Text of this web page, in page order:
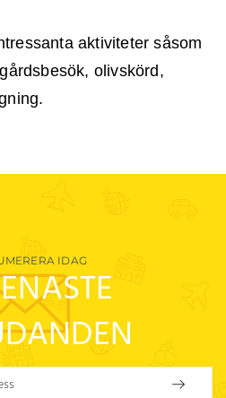
aktiviteter såsom
olivskörd,
IDAG